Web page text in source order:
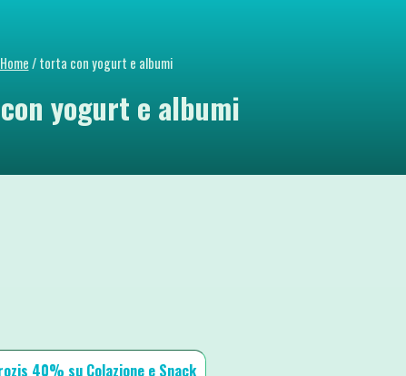
Home/ torta con yogurt e albumi
yogurt e albumi
40% su Colazione e Snack